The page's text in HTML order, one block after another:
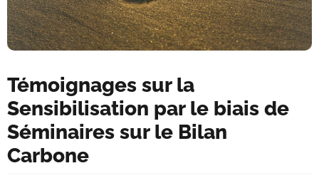
Témoignages sur la
Sensibilisation par le biais de
Séminaires sur le Bilan
Carbone